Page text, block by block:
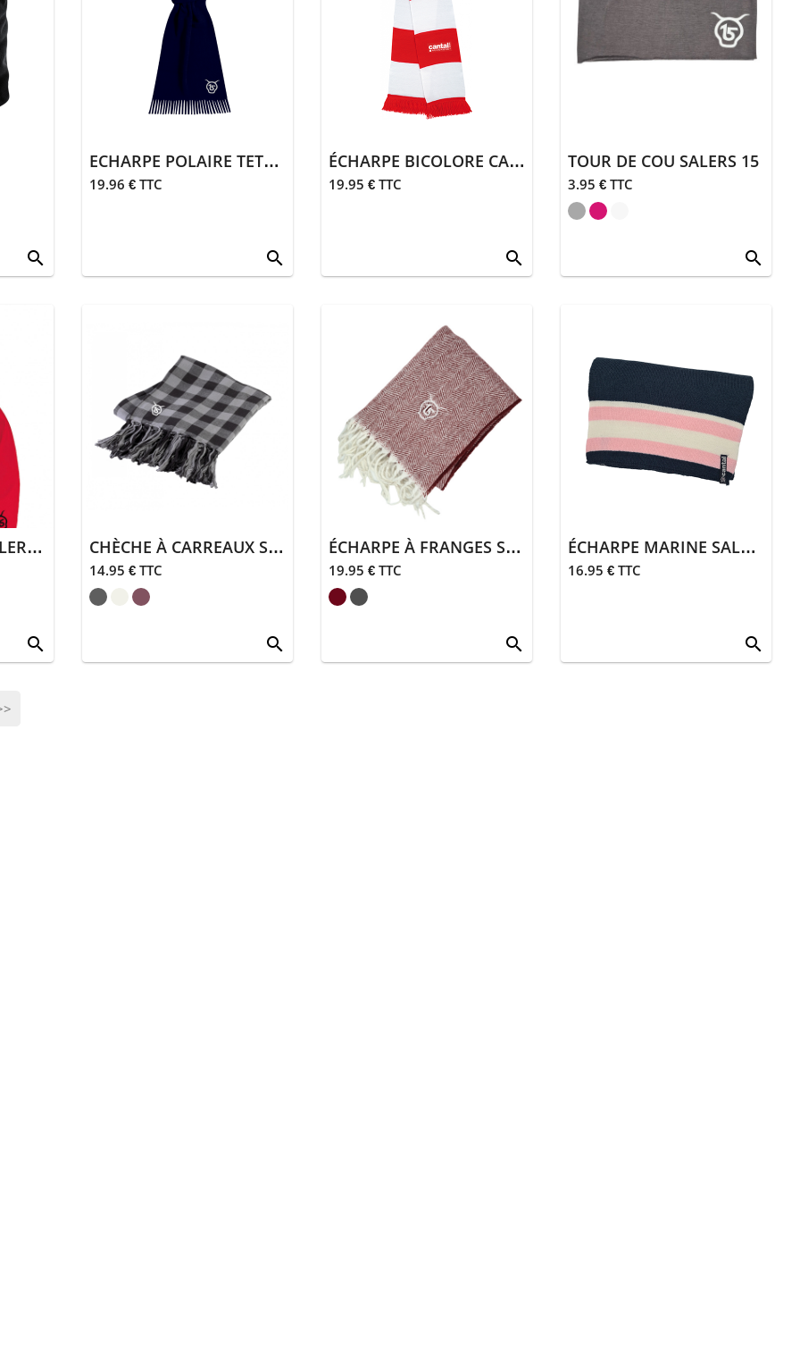
search
ECHARPE POLAIRE TETE 15
19.96 € TTC
search
ÉCHARPE BICOLORE CANTAL AUVERGNE
19.95 € TTC
search
TOUR DE COU SALERS 15
3.95 € TTC
search
FOULARD FERIA SALERS 15
search
CHÈCHE À CARREAUX SALERS 15
14.95 € TTC
search
ÉCHARPE À FRANGES SALERS 15
19.95 € TTC
search
ÉCHARPE MARINE SALERS 15
16.95 € TTC
search